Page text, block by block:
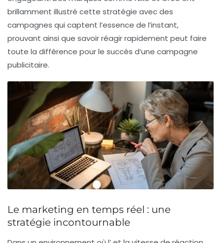
brillamment illustré cette stratégie avec des
campagnes qui captent l’essence de l’instant,
prouvant ainsi que savoir réagir rapidement peut faire
toute la différence pour le succès d’une campagne
publicitaire.
Le marketing en temps réel : une
stratégie incontournable